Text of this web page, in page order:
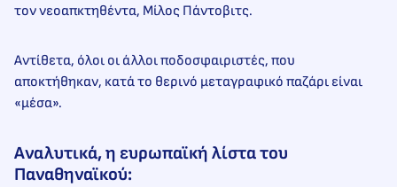
τον νεοαπκτηθέντα, Μίλος Πάντοβιτς.
Αντίθετα, όλοι οι άλλοι ποδοσφαιριστές, που
αποκτήθηκαν, κατά το θερινό μεταγραφικό παζάρι είναι
«μέσα».
Αναλυτικά, η ευρωπαϊκή λίστα του
Παναθηναϊκού: